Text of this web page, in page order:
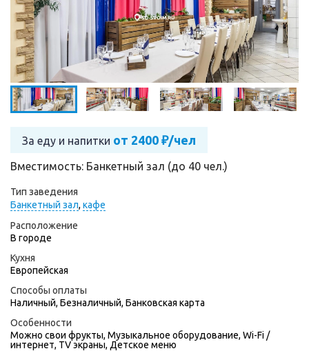
За еду и напитки от 2400 ₽/чел
Вместимость: Банкетный зал (до 40 чел.)
Тип заведения
Банкетный зал, кафе
Расположение
В городе
Кухня
Европейская
Способы оплаты
Наличный, Безналичный, Банковская карта
Особенности
Можно свои фрукты, Музыкальное оборудование, Wi-Fi /
интернет, TV экраны, Детское меню